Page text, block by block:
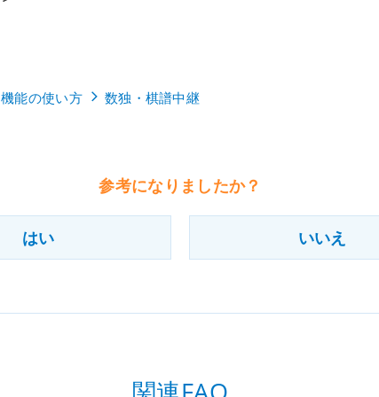
機能の使い方 数独・棋譜中継
参考になりましたか？
はい いいえ